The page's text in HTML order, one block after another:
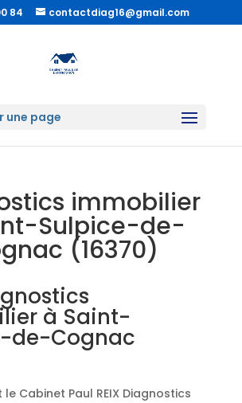
84 contactdiag16@gmail.com
une page
immobilier
Sulpice-de-
(16370)
à Saint-
de-Cognac
Cabinet Paul REIX Diagnostics